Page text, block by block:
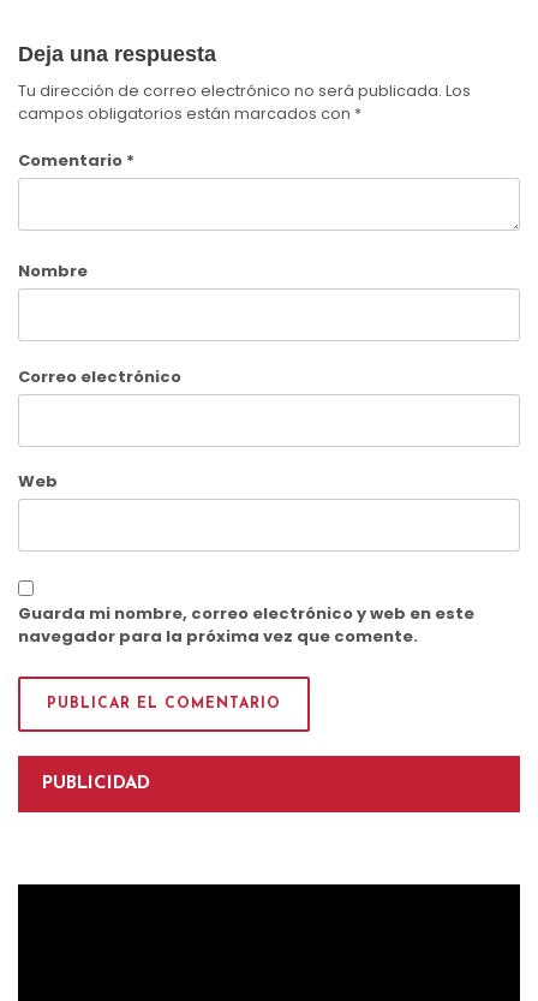
Deja una respuesta
Tu dirección de correo electrónico no será publicada. Los
campos obligatorios están marcados con *
Comentario *
Nombre
Correo electrónico
Web
Guarda mi nombre, correo electrónico y web en este
navegador para la próxima vez que comente.
PUBLICIDAD